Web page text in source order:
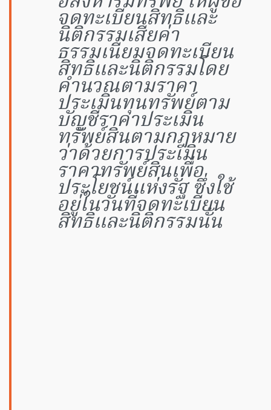
จดทะเบียนสิทธิและ
นิติกรรมเสียค่า
ธรรมเนียมจดทะเบียน
สิทธิและนิติกรรมโดย
คำนวณตามราคา
ประเมินทุนทรัพย์ตาม
บัญชีราคาประเมิน
ทรัพย์สินตามกฎหมาย
ว่าด้วยการประเมิน
ราคาทรัพย์สินเพื่อ
ประโยชน์แห่งรัฐ ซึ่งใช้
อยู่ในวันที่จดทะเบียน
สิทธิและนิติกรรมนั้น